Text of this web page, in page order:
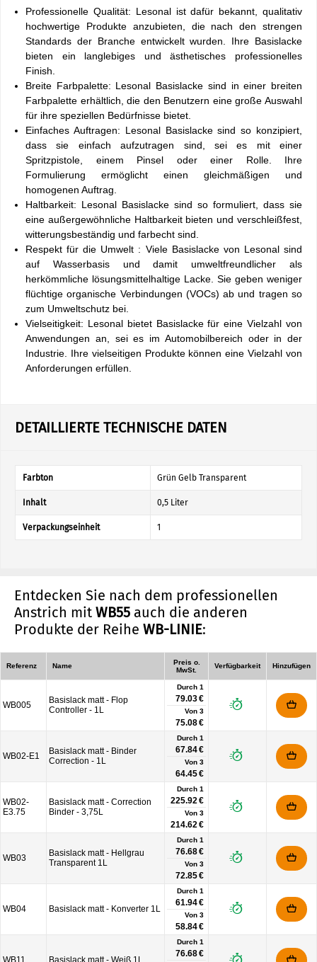
Professionelle Qualität: Lesonal ist dafür bekannt, qualitativ
hochwertige Produkte anzubieten, die nach den strengen
Standards der Branche entwickelt wurden. Ihre Basislacke
bieten ein langlebiges und ästhetisches professionelles
Finish.
Breite Farbpalette: Lesonal Basislacke sind in einer breiten
Farbpalette erhältlich, die den Benutzern eine große Auswahl
für ihre speziellen Bedürfnisse bietet.
Einfaches Auftragen: Lesonal Basislacke sind so konzipiert,
dass sie einfach aufzutragen sind, sei es mit einer
Spritzpistole, einem Pinsel oder einer Rolle. Ihre
Formulierung ermöglicht einen gleichmäßigen und
homogenen Auftrag.
Haltbarkeit: Lesonal Basislacke sind so formuliert, dass sie
eine außergewöhnliche Haltbarkeit bieten und verschleißfest,
witterungsbeständig und farbecht sind.
Respekt für die Umwelt : Viele Basislacke von Lesonal sind
auf Wasserbasis und damit umweltfreundlicher als
herkömmliche lösungsmittelhaltige Lacke. Sie geben weniger
flüchtige organische Verbindungen (VOCs) ab und tragen so
zum Umweltschutz bei.
Vielseitigkeit: Lesonal bietet Basislacke für eine Vielzahl von
Anwendungen an, sei es im Automobilbereich oder in der
Industrie. Ihre vielseitigen Produkte können eine Vielzahl von
Anforderungen erfüllen.
DETAILLIERTE TECHNISCHE DATEN
Farbton Grün Gelb Transparent
Inhalt 0,5 Liter
Verpackungseinheit 1
Entdecken Sie nach dem professionellen
Anstrich mit WB55 auch die anderen
Produkte der Reihe WB-LINIE:
Referenz Name
Preis o.
MwSt.
Verfügbarkeit Hinzufügen
WB005
Basislack matt - Flop
Controller - 1L
Durch 1
79.03 €
Von 3
75.08 €
WB02-E1
Basislack matt - Binder
Correction - 1L
Durch 1
67.84 €
Von 3
64.45 €
WB02-
E3.75
Basislack matt - Correction
Binder - 3,75L
Durch 1
225.92 €
Von 3
214.62 €
WB03
Basislack matt - Hellgrau
Transparent 1L
Durch 1
76.68 €
Von 3
72.85 €
WB04 Basislack matt - Konverter 1L
Durch 1
61.94 €
Von 3
58.84 €
WB11 Basislack matt - Weiß 1L
Durch 1
76.68 €